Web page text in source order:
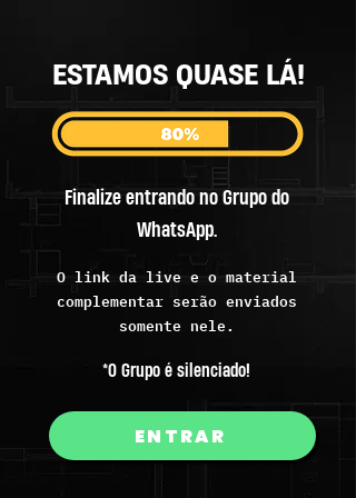
ESTAMOS QUASE LÁ!
Finalize entrando no Grupo do
WhatsApp.
O link da live e o material
complementar serão enviados
somente nele.
*O Grupo é silenciado!
ENTRAR